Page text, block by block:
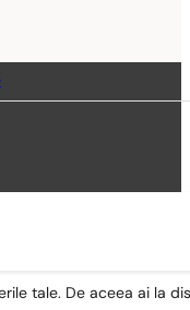
tale. De aceea ai la